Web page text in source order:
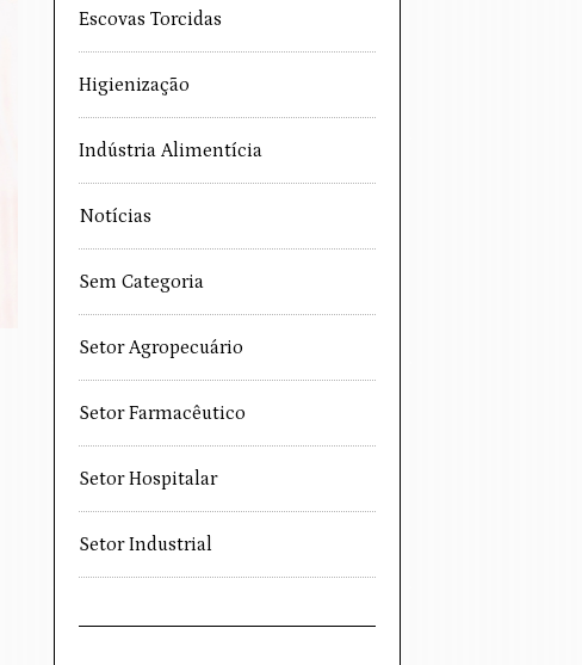
Escovas Torcidas
Higienização
Indústria Alimentícia
Notícias
Sem Categoria
Setor Agropecuário
Setor Farmacêutico
Setor Hospitalar
Setor Industrial